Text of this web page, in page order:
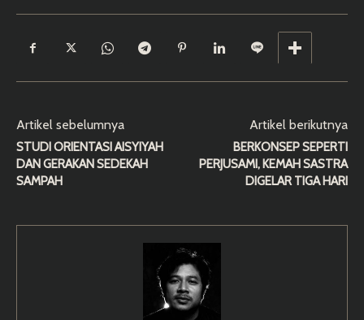
Artikel sebelumnya
STUDI ORIENTASI AISYIYAH
DAN GERAKAN SEDEKAH
SAMPAH
Artikel berikutnya
BERKONSEP SEPERTI
PERJUSAMI, KEMAH SASTRA
DIGELAR TIGA HARI